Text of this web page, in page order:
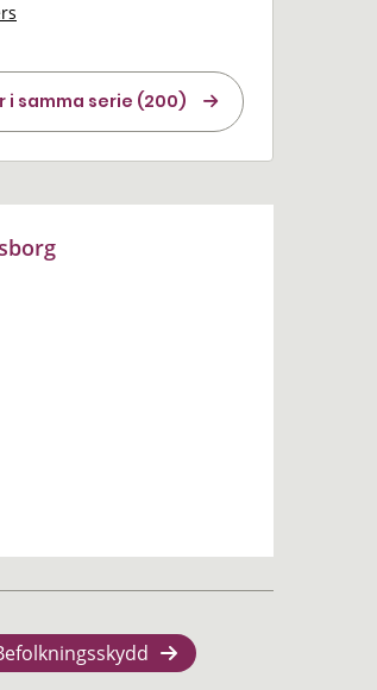
i samma serie (200)